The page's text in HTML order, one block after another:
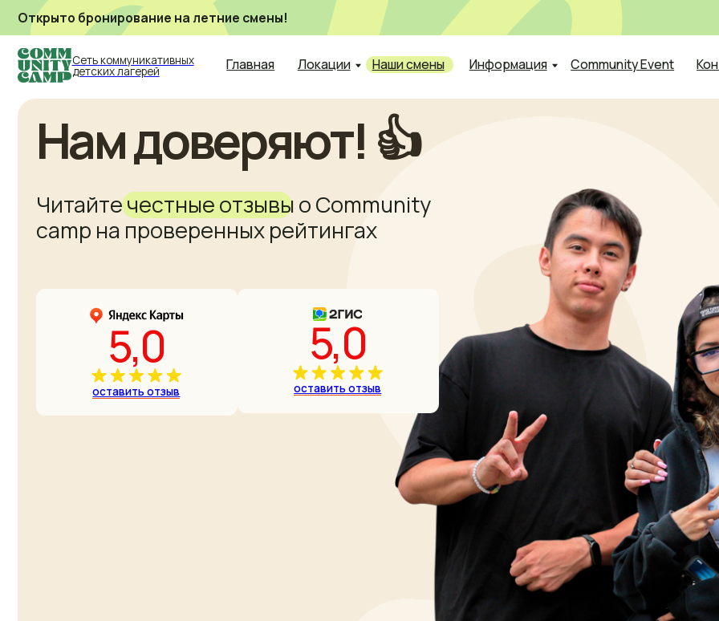
Открыто бронирование на летние смены!
Сеть коммуникативных
детских лагерей Контакты
Community Event
Информация
Наши смены
Локации
Главная
Нам доверяют! 👍
camp на проверенных рейтингах
5,0
оставить отзыв
5,0
оставить отзыв